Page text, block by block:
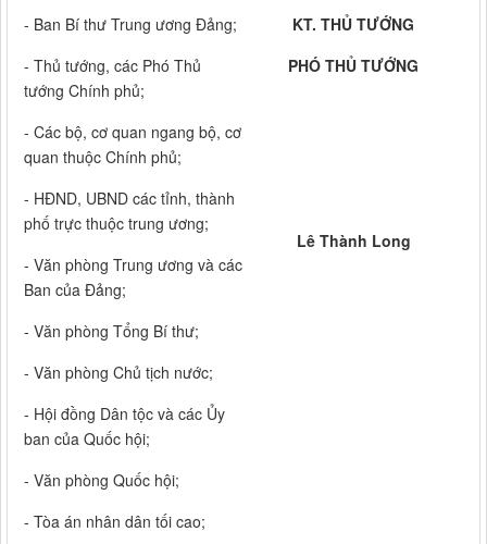
- Ban Bí thư Trung ương Đảng;
- Thủ tướng, các Phó Thủ
tướng Chính phủ;
- Các bộ, cơ quan ngang bộ, cơ
quan thuộc Chính phủ;
- HĐND, UBND các tỉnh, thành
phố trực thuộc trung ương;
- Văn phòng Trung ương và các
Ban của Đảng;
- Văn phòng Tổng Bí thư;
- Văn phòng Chủ tịch nước;
- Hội đồng Dân tộc và các Ủy
ban của Quốc hội;
- Văn phòng Quốc hội;
- Tòa án nhân dân tối cao;
KT. THỦ TƯỚNG
PHÓ THỦ TƯỚNG
Lê Thành Long